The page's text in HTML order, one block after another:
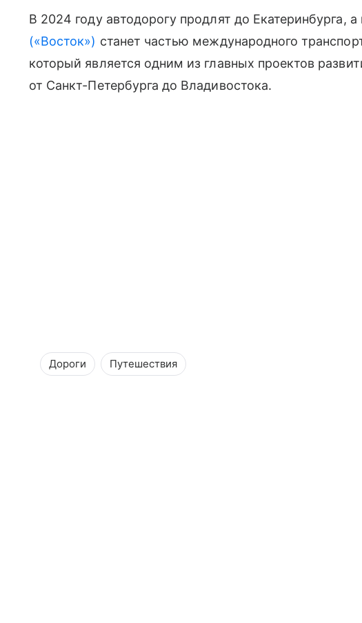
В 2024 году автодорогу продлят до Екатеринбурга,
(«Восток») станет частью международного
который является одним из главных проектов
от Санкт-Петербурга до Владивостока.
Дороги Путешествия